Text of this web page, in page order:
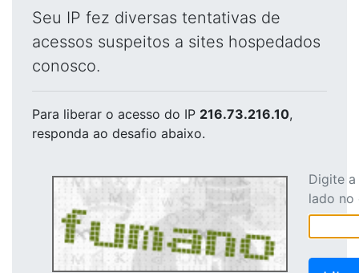
Seu IP fez diversas tentativas de
acessos suspeitos a sites hospedados
conosco.
Para liberar o acesso do IP 216.73.216.10,
responda ao desafio abaixo.
Digite
lado no